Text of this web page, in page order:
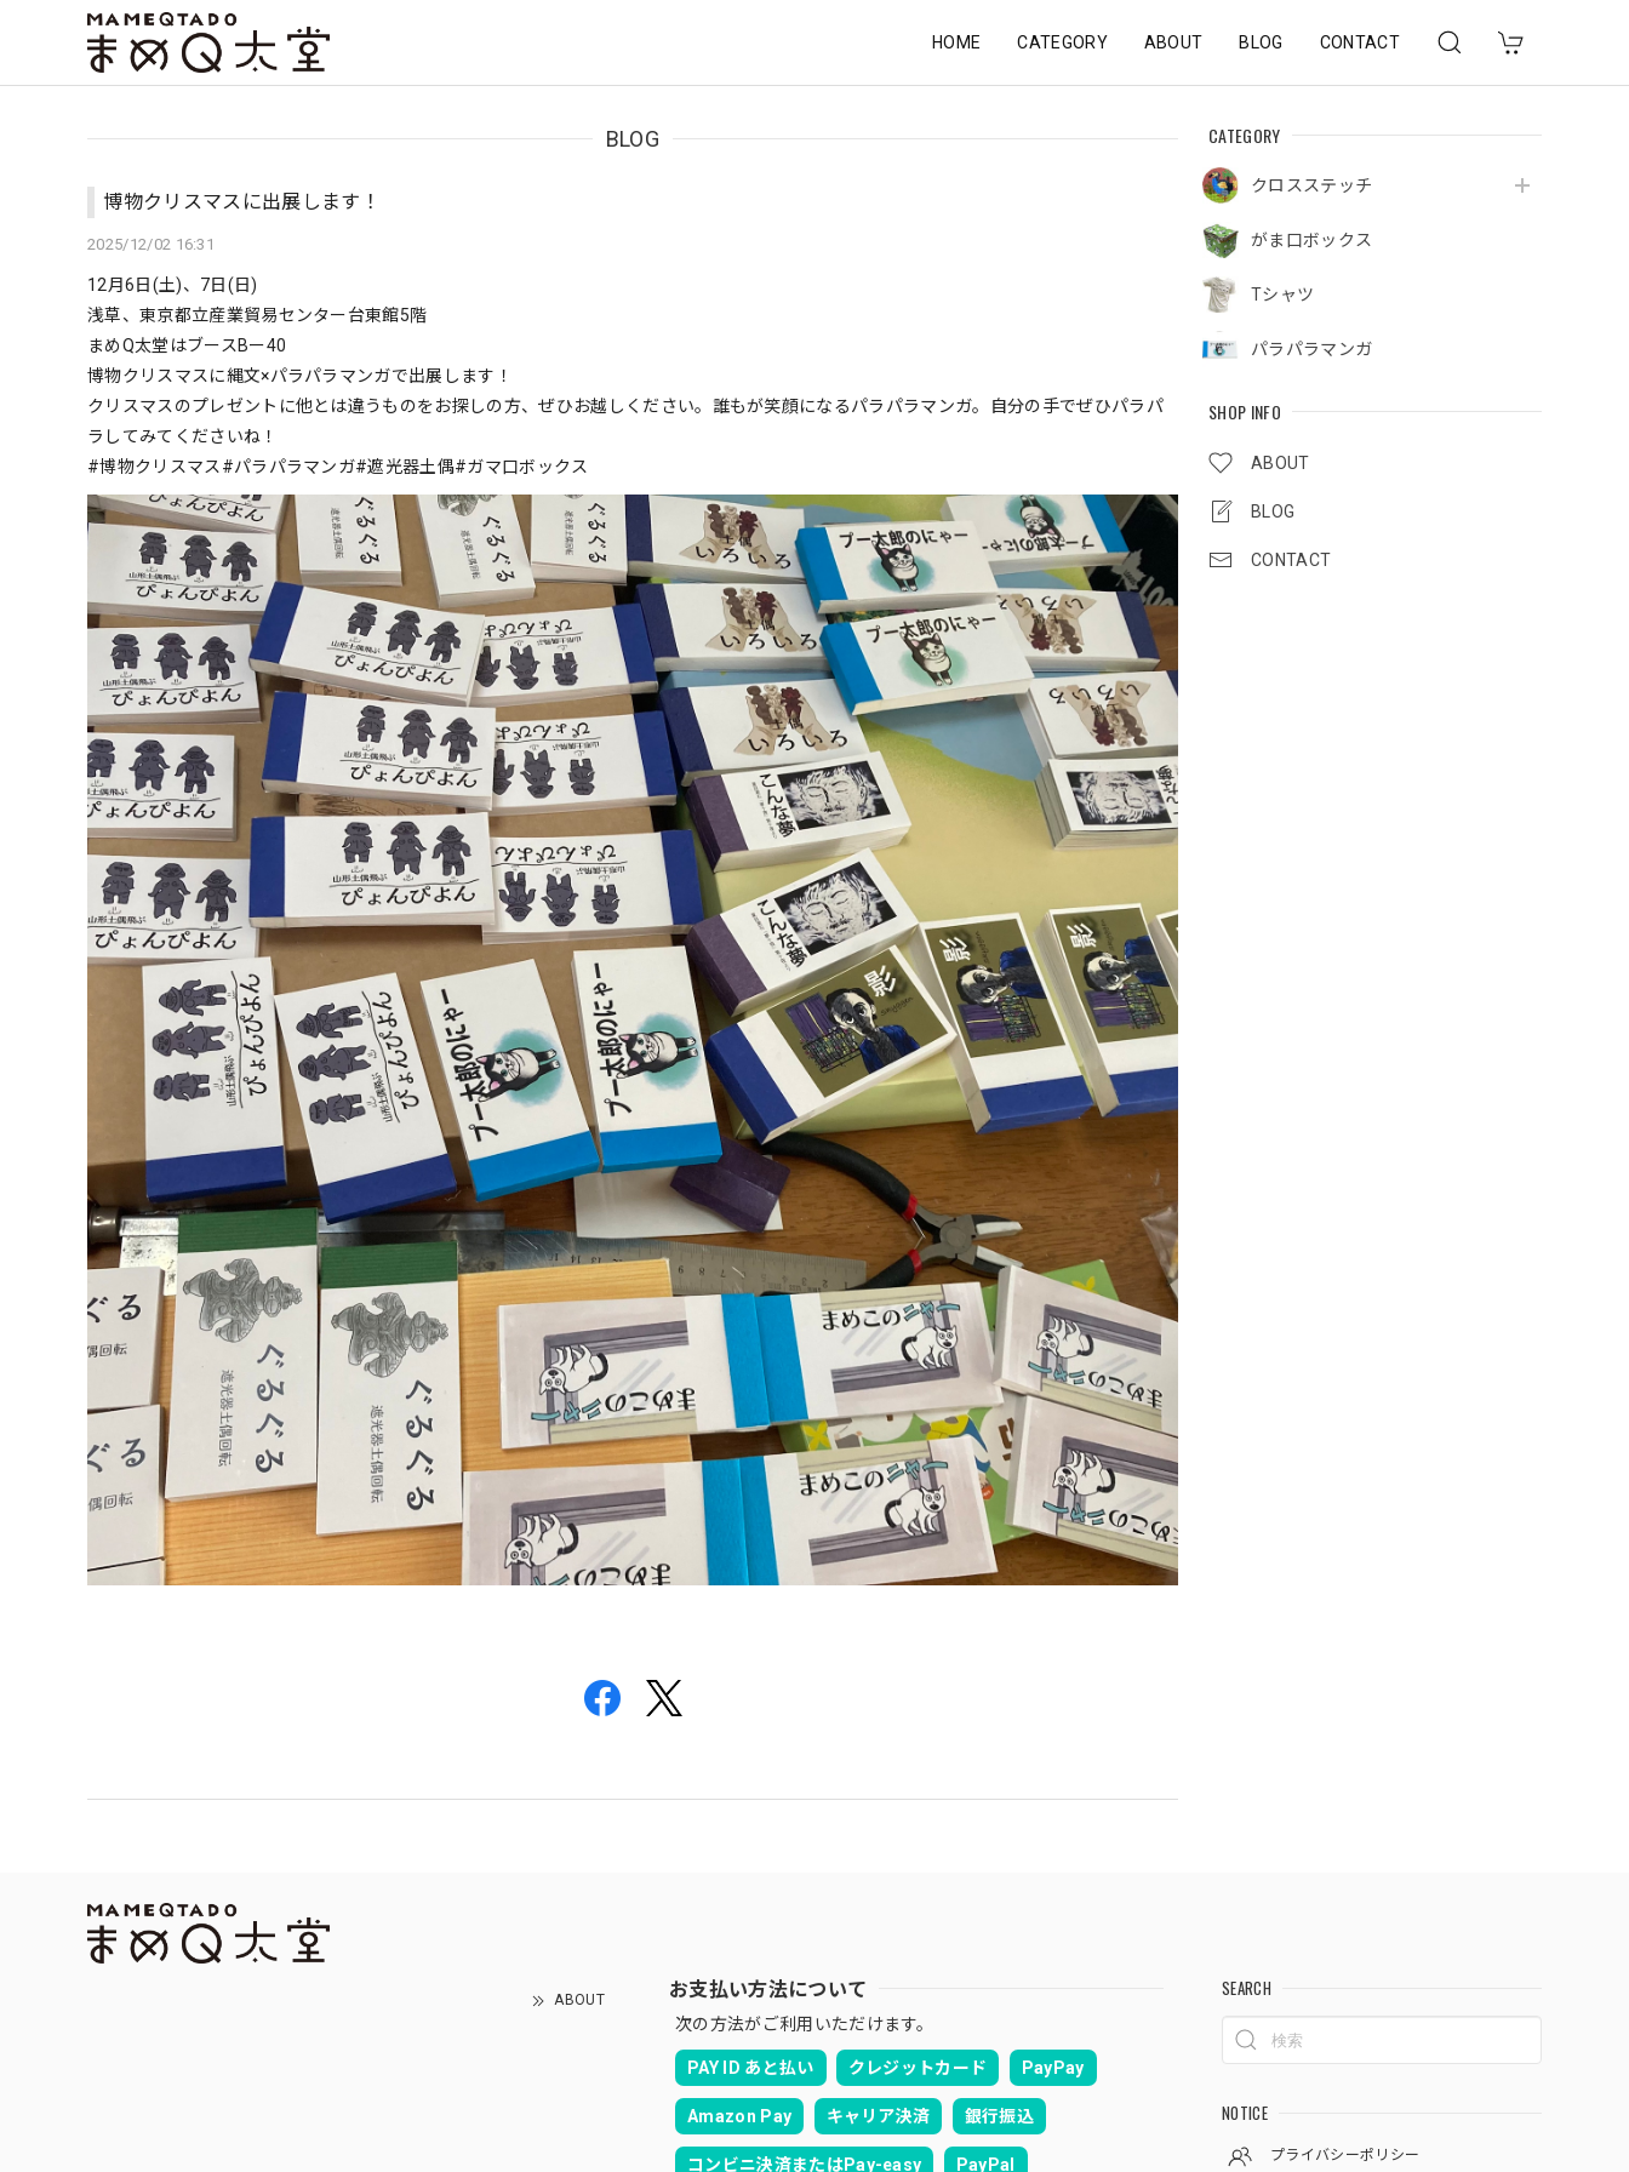
HOME CATEGORY ABOUT BLOG CONTACT
CATEGORY
クロスステッチ
がま口ボックス
Tシャツ
パラパラマンガ
SHOP INFO
ABOUT
BLOG
CONTACT
BLOG
博物クリスマスに出展します！
2025/12/02 16:31
12月6日(土)、7日(日)
浅草、東京都立産業貿易センター台東館5階
まめQ太堂はブースBー40
博物クリスマスに縄文×パラパラマンガで出展します！
クリスマスのプレゼントに他とは違うものをお探しの方、ぜひお越しください。誰もが笑顔になるパラパラマンガ。自分の手でぜひパラパ
ラしてみてくださいね！
#博物クリスマス#パラパラマンガ#遮光器土偶#ガマ口ボックス
ABOUT お支払い方法について
次の方法がご利用いただけます。
PAY ID あと払い クレジットカード PayPay
Amazon Pay キャリア決済 銀行振込
コンビニ決済またはPay-easy PayPal
SEARCH
NOTICE
プライバシーポリシー